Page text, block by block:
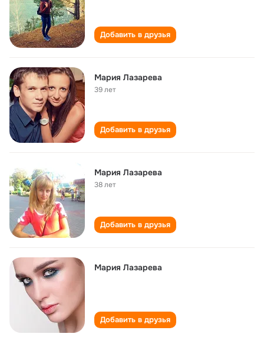
Добавить в друзья
Мария Лазарева
39 лет
Добавить в друзья
Мария Лазарева
38 лет
Добавить в друзья
Мария Лазарева
Добавить в друзья